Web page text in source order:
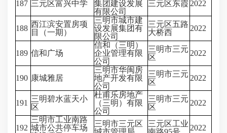
187 三元区富兴中学
集团建设发展
有限公司
三元区东霞 2022
188 西江滨安置房项
目（一期）
三明市城市建
设发展集团有
限公司
三元区五路
大桥西
2022
189 信和广场
信和（三明）
企业管理有限
公司
三明市三元
区
2022
190 康城雅居
三明市华闽房
地产开发有限
公司
三明市三元
区
2022
191 三明碧水蓝天小
区
杜甫乐房地产
（三明）有限
公司
三明市三元
区
2022
192
三明市工业南路
城市公共停车场
三明市三元区
三元区工业 2022